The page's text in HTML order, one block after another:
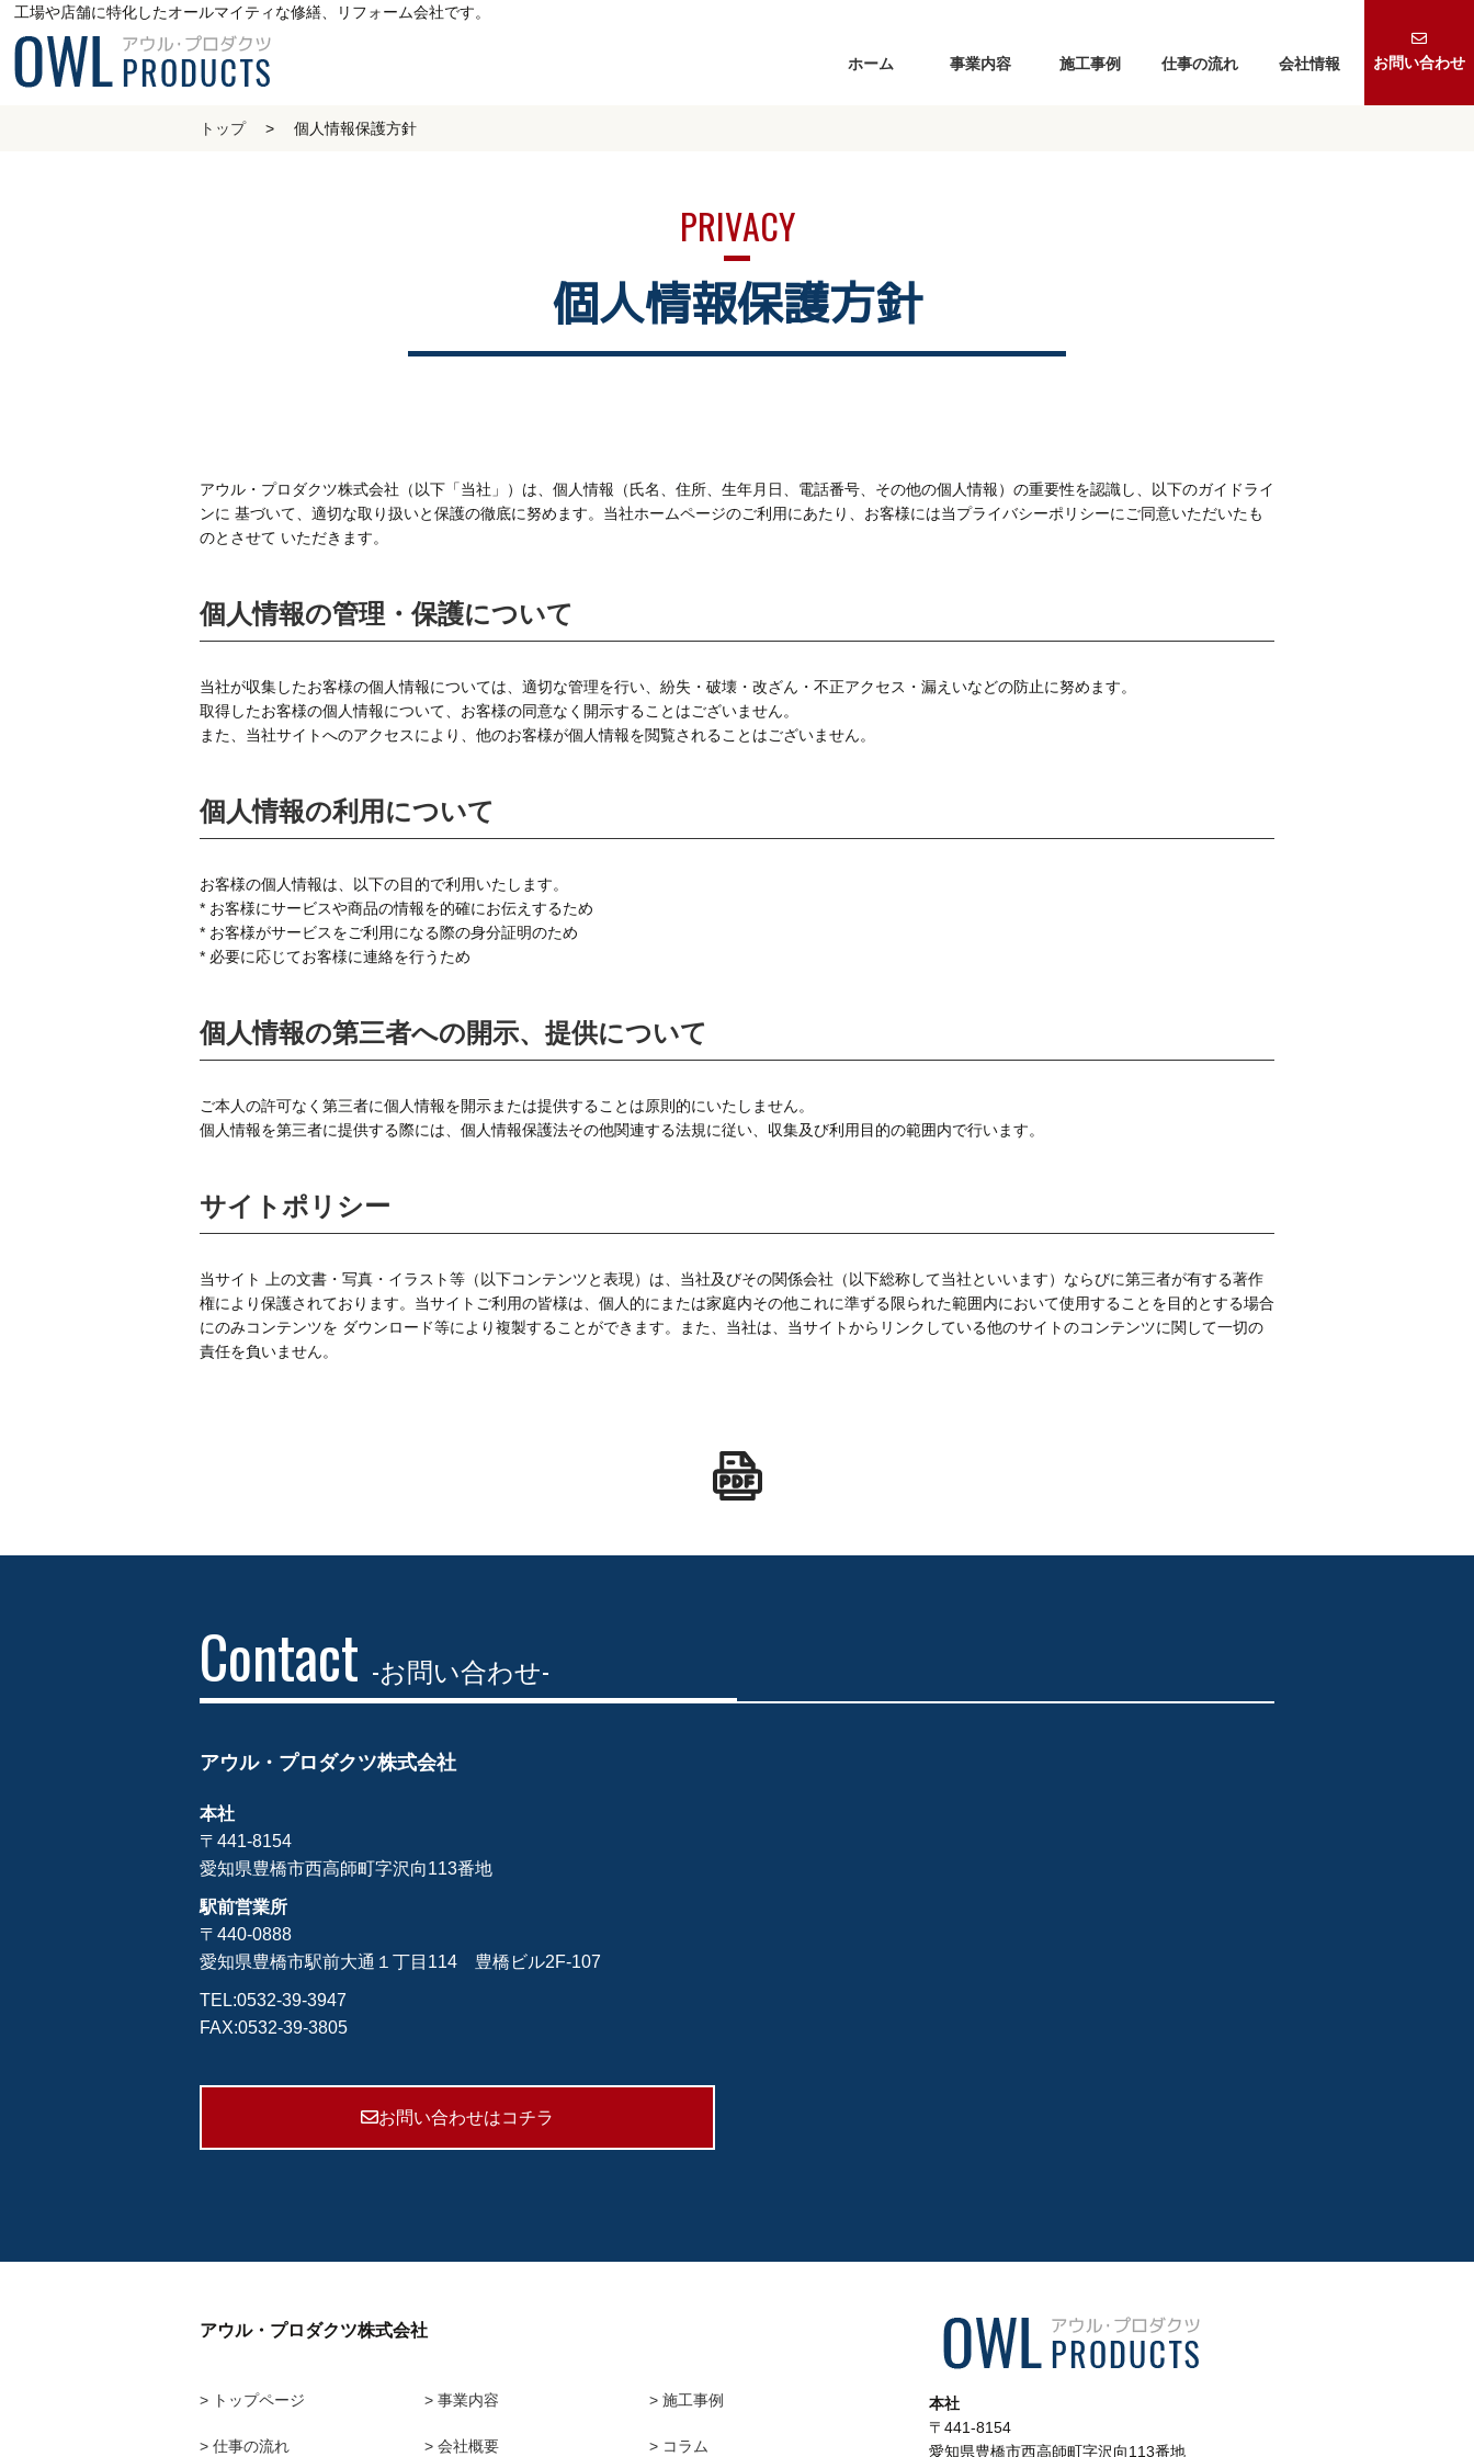
工場や店舗に特化したオールマイティな修繕、リフォーム会社です。
ホーム 事業内容 施工事例 仕事の流れ 会社情報 お問い合わせ
トップ 個人情報保護方針
個人情報保護方針
アウル・プロダクツ株式会社（以下「当社」）は、個人情報（氏名、住所、生年月日、電話番号、その他の個人情報）の重要性を認識し、以下のガイドライ
ンに 基づいて、適切な取り扱いと保護の徹底に努めます。当社ホームページのご利用にあたり、お客様には当プライバシーポリシーにご同意いただいたも
のとさせて いただきます。
個人情報の管理・保護について
当社が収集したお客様の個人情報については、適切な管理を行い、紛失・破壊・改ざん・不正アクセス・漏えいなどの防止に努めます。
取得したお客様の個人情報について、お客様の同意なく開示することはございません。
また、当社サイトへのアクセスにより、他のお客様が個人情報を閲覧されることはございません。
個人情報の利用について
お客様の個人情報は、以下の目的で利用いたします。
* お客様にサービスや商品の情報を的確にお伝えするため
* お客様がサービスをご利用になる際の身分証明のため
* 必要に応じてお客様に連絡を行うため
個人情報の第三者への開示、提供について
ご本人の許可なく第三者に個人情報を開示または提供することは原則的にいたしません。
個人情報を第三者に提供する際には、個人情報保護法その他関連する法規に従い、収集及び利用目的の範囲内で行います。
サイトポリシー
当サイト 上の文書・写真・イラスト等（以下コンテンツと表現）は、当社及びその関係会社（以下総称して当社といいます）ならびに第三者が有する著作
権により保護されております。当サイトご利用の皆様は、個人的にまたは家庭内その他これに準ずる限られた範囲内において使用することを目的とする場合
にのみコンテンツを ダウンロード等により複製することができます。また、当社は、当サイトからリンクしている他のサイトのコンテンツに関して一切の
責任を負いません。
Contact -お問い合わせ-
アウル・プロダクツ株式会社
本社
〒441-8154
愛知県豊橋市西高師町字沢向113番地
駅前営業所
〒440-0888
愛知県豊橋市駅前大通１丁目114 豊橋ビル2F-107
TEL:0532-39-3947
FAX:0532-39-3805
お問い合わせはコチラ
アウル・プロダクツ株式会社
> トップページ > 事業内容 > 施工事例
> 仕事の流れ > 会社概要 > コラム
本社
〒441-8154
愛知県豊橋市西高師町字沢向113番地